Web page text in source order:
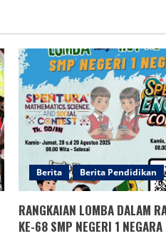
Berita Berita Pendidikan
RANGKAIAN LOMBA DALAM
KE-68 SMP NEGERI 1 NEGARA